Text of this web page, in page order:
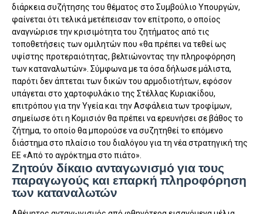
διάρκεια συζήτησης του θέματος στο Συμβούλιο Υπουργών,
φαίνεται ότι τελικά μετέπεισαν τον επίτροπο, ο οποίος
αναγνώρισε την κρισιμότητα του ζητήματος από τις
τοποθετήσεις των ομιλητών που «θα πρέπει να τεθεί ως
υψίστης προτεραιότητας, βελτιώνοντας την πληροφόρηση
των καταναλωτών». Σύμφωνα με τα όσα δήλωσε μάλιστα,
παρότι δεν άπτεται των δικών του αρμοδιοτήτων, εφόσον
υπάγεται στο χαρτοφυλάκιο της Στέλλας Κυριακίδου,
επιτρόπου για την Υγεία και την Ασφάλεια των τροφίμων,
σημείωσε ότι η Κομισιόν θα πρέπει να ερευνήσει σε βάθος το
ζήτημα, το οποίο θα μπορούσε να συζητηθεί το επόμενο
διάστημα στο πλαίσιο του διαλόγου για τη νέα στρατηγική της
ΕΕ «Από το αγρόκτημα στο πιάτο».
Ζητούν δίκαιο ανταγωνισμό για τους
παραγωγούς και επαρκή πληροφόρηση
των καταναλωτών